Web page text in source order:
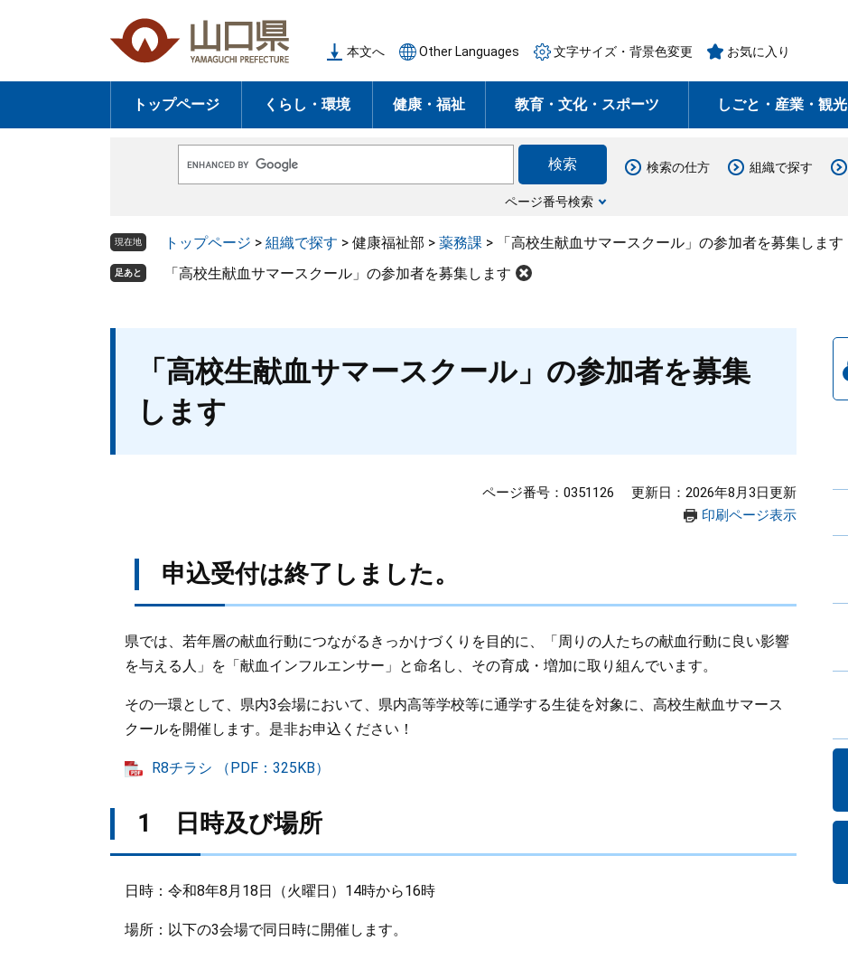
の
頭
ー
飛
本文へ Other Languages 文字サイズ・背景色変更 お気に入り
トップページ くらし・環境 健康・福祉 教育・文化・スポーツ しごと・産業・観光
o
e
ス
ページ番号検索
検索の仕方 組織で探す
現在地 トップページ > 組織で探す > 健康福祉部 > 薬務課 > 「高校生献血サマースクール」の参加者を募集します
足あと 「高校生献血サマースクール」の参加者を募集します
「高校生献血サマースクール」の参加者を募集
します
ページ番号：0351126
更新日：2026年8月3日更新
印刷ページ表示
申込受付は終了しました。
県では、若年層の献血行動につながるきっかけづくりを目的に、「周りの人たちの献血行動に良い影響
を与える人」を「献血インフルエンサー」と命名し、その育成・増加に取り組んでいます。
その一環として、県内3会場において、県内高等学校等に通学する生徒を対象に、高校生献血サマース
クールを開催します。是非お申込ください！
R8チラシ （PDF：325KB）
1 日時及び場所
日時：令和8年8月18日（火曜日）14時から16時
場所：以下の3会場で同日時に開催します。